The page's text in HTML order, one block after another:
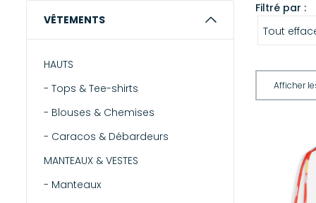
VÊTEMENTS
HAUTS
- Tops & Tee-shirts
- Blouses & Chemises
- Caracos & Débardeurs
MANTEAUX & VESTES
- Manteaux
Filtré par :
Tout